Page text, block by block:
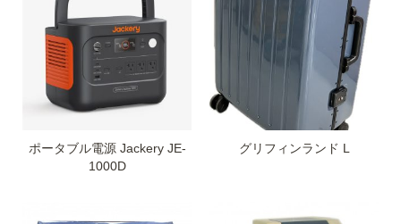
ポータブル電源 Jackery JE-
1000D
グリフィンランド L